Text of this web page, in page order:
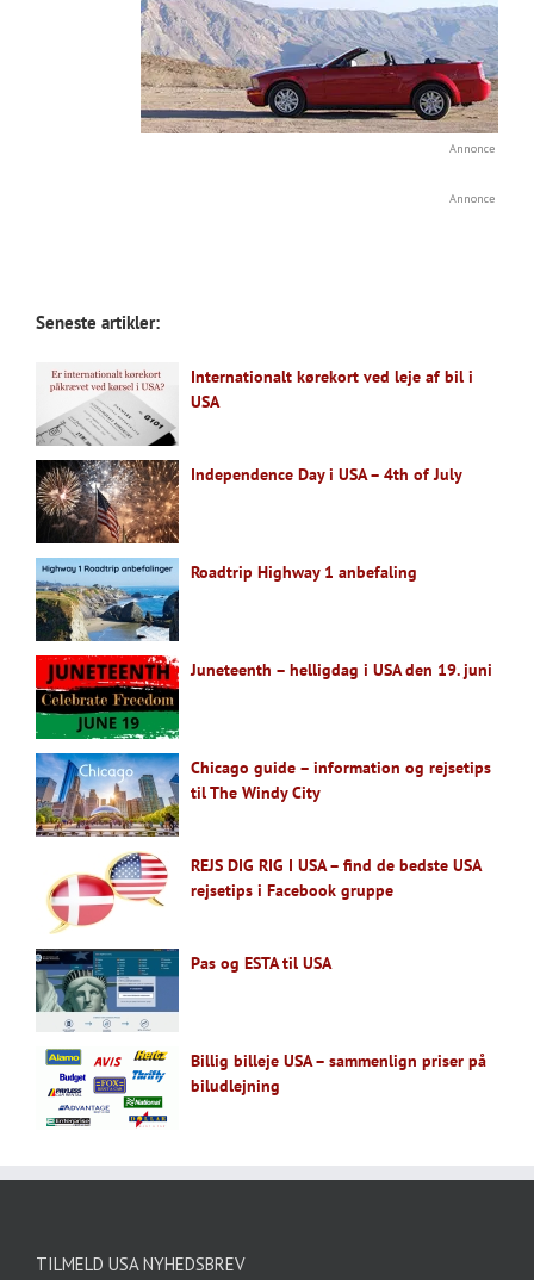
Annonce
Annonce
Seneste artikler:
Internationalt kørekort ved leje af bil i
USA
Independence Day i USA – 4th of July
Roadtrip Highway 1 anbefaling
Juneteenth – helligdag i USA den 19. juni
Chicago guide – information og rejsetips
til The Windy City
REJS DIG RIG I USA – find de bedste USA
rejsetips i Facebook gruppe
Pas og ESTA til USA
Billig billeje USA – sammenlign priser på
biludlejning
TILMELD USA NYHEDSBREV